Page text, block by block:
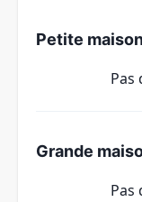
Petite
Pas
Grande
Pas